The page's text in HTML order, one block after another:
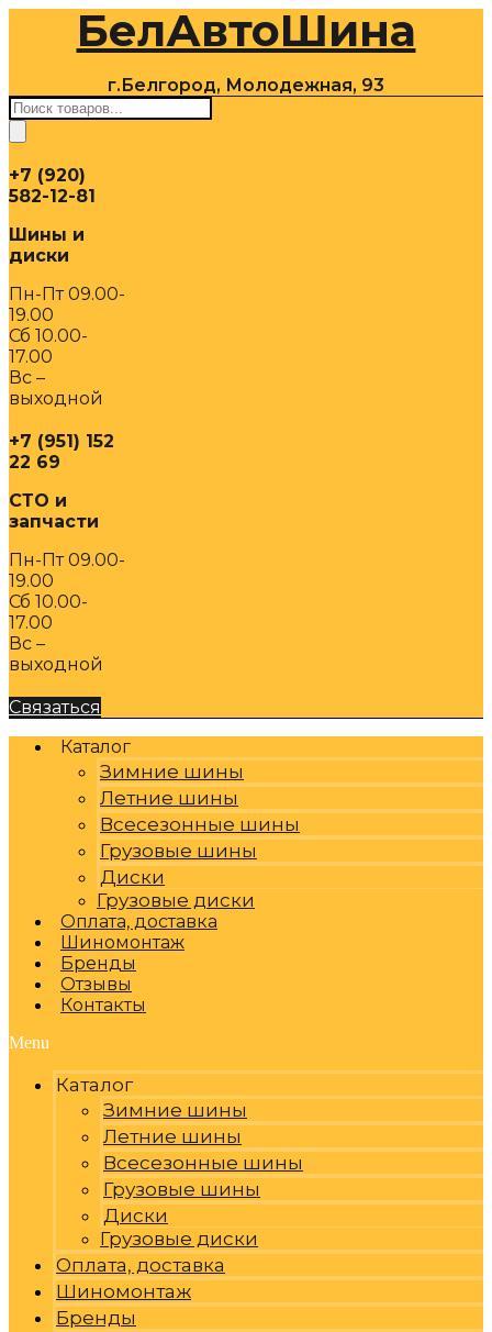
содержимомуБелАвтоШина
г.Белгород, Молодежная, 93
Поиск
товаров
+7 (920)
582-12-81
Шины и
диски
Пн-Пт 09.00-
19.00
Сб 10.00-
17.00
Вс –
выходной
+7 (951) 152
22 69
СТО и
запчасти
Пн-Пт 09.00-
19.00
Сб 10.00-
17.00
Вс –
выходной
Связаться
Каталог
Зимние шины
Летние шины
Всесезонные шины
Грузовые шины
Диски
Грузовые диски
Оплата, доставка
Шиномонтаж
Бренды
Отзывы
Контакты
Menu
Каталог
Зимние шины
Летние шины
Всесезонные шины
Грузовые шины
Диски
Грузовые диски
Оплата, доставка
Шиномонтаж
Бренды